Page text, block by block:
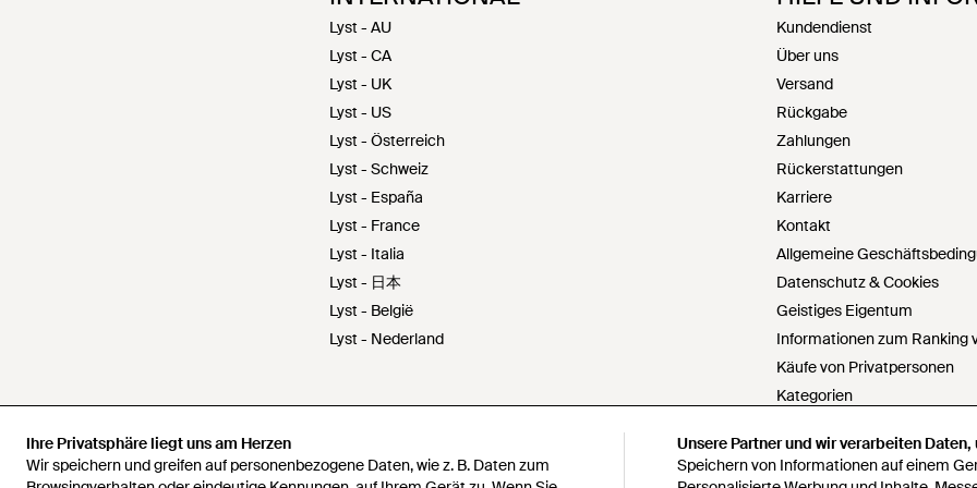
Ihre Privatsphäre liegt uns am Herzen
Wir speichern und greifen auf personenbezogene Daten, wie z. B. Daten zum
Unsere Partner und wir verarbeiten
Speichern von Informationen auf einem
Ihre Privatsphäre liegt uns am Herzen
Wir speichern und greifen auf personenbezogene Daten, wie z. B. Daten zum
Unsere Partner und wir verarbeiten
Speichern von Informationen auf einem
Lyst - AU
Lyst - CA
Lyst - UK
Lyst - US
Lyst - Österreich
Lyst - Schweiz
Lyst - España
Lyst - France
Lyst - Italia
Lyst - 日本
Lyst - België
Lyst - Nederland
Kundendienst
Über uns
Versand
Rückgabe
Zahlungen
Rückerstattungen
Karriere
Kontakt
Allgemeine
Datenschutz & Cookies
Geistiges Eigentum
Informationen zum Ranking
Käufe von Privatpersonen
Kategorien
Cookie Einstellungen
Meine personenbezogenen